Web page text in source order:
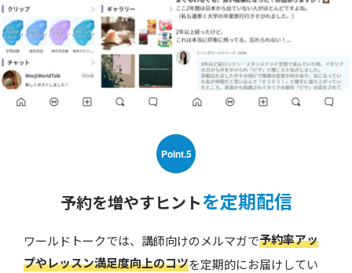
Point.5
予約を増やすヒントを定期配信
ワールドトークでは、講師向けのメルマガで予約率アッ
プやレッスン満足度向上のコツを定期的にお届けしてい